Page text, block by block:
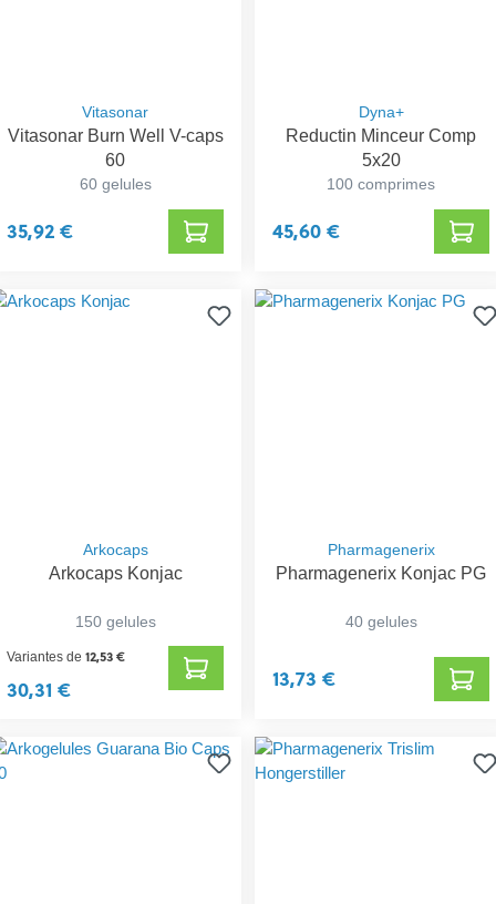
Vitasonar
Vitasonar Burn Well V-caps
60
60 gelules
35,92 €
Dyna+
Reductin Minceur Comp
5x20
100 comprimes
45,60 €
Arkocaps
Arkocaps Konjac
150 gelules
Variantes de12,53 €
30,31 €
Pharmagenerix
Pharmagenerix Konjac PG
40 gelules
13,73 €